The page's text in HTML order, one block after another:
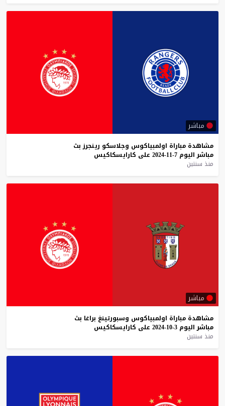
مباشر
مشاهدة مباراة اولمبياكوس وجلاسكو رينجرز بث
مباشر اليوم 7-11-2024 على كارايسكاكيس
منذ سنتين
مباشر
مشاهدة مباراة اولمبياكوس وسبورتينغ براغا بث
مباشر اليوم 3-10-2024 على كارايسكاكيس
منذ سنتين